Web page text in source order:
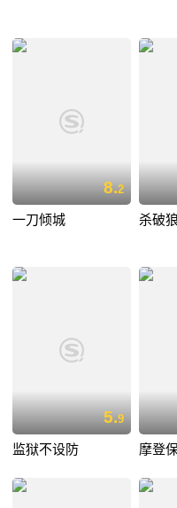
8.2
一刀倾城 杀破
5.9
监狱不设防 摩登